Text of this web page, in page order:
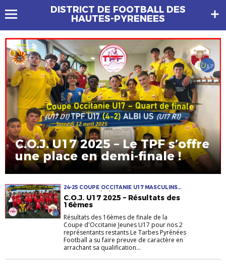
DISTRICT DE FOOTBALL DES
HAUTES-PYRENEES
C.O.J. U17 2025 – Le TPF s’offre
une place en demi-finale !
24-25 COUPE OCCITANIE U17 MASCULINS
OCCITANIE SÉMÉAC TPF U16-U17
C.O.J. U17 2025 – Résultats des
16èmes
Résultats des 16èmes de finale de la
Coupe d'Occitanie Jeunes U17 pour nos 2
représentants restants Le Tarbes Pyrénées
Football a su faire preuve de caractère en
arrachant sa qualification...